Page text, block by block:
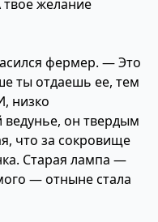
твое желание
фермер. — Это
ты отдаешь ее, тем
низко
он твердым
что за сокровище
Старая лампа —
— отныне стала